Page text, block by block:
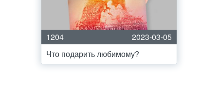
1204
2023-03-05
Что подарить любимому?